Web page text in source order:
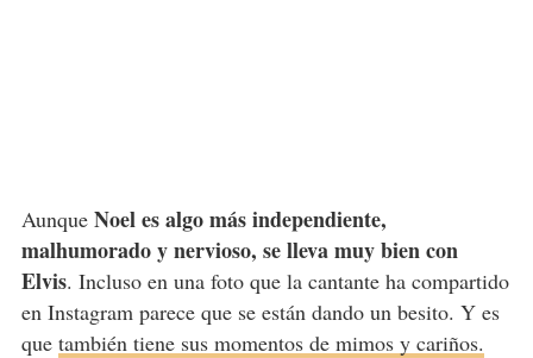
Aunque Noel es algo más independiente,
malhumorado y nervioso, se lleva muy bien con
Elvis. Incluso en una foto que la cantante ha compartido
en Instagram parece que se están dando un besito. Y es
que también tiene sus momentos de mimos y cariños.